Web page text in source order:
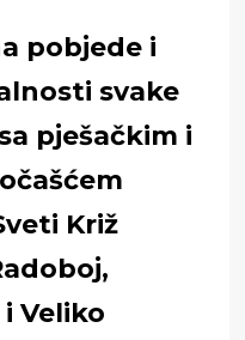
pobjede i
svake
pješačkim i
Križ
Veliko